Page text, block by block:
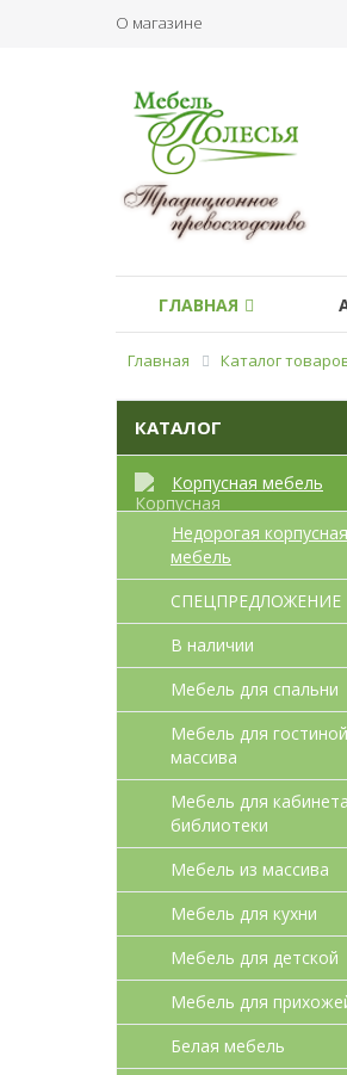
О магазине
ГЛАВНАЯ
Главная Каталог
КАТАЛОГ
Корпусная мебель
Недорогая корпусная
мебель
СПЕЦПРЕДЛОЖЕНИЕ
В наличии
Мебель для спальни
Мебель для
массива
Мебель для
библиотеки
Мебель из массива
Мебель для кухни
Мебель для детcкой
Мебель для
Белая мебель